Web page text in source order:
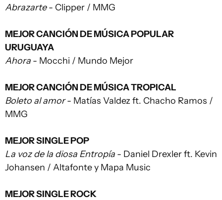
Abrazarte- Clipper / MMG
MEJOR CANCIÓN DE MÚSICA POPULAR
URUGUAYA
Ahora - Mocchi / Mundo Mejor
MEJOR CANCIÓN DE MÚSICA TROPICAL
Boleto al amor- Matías Valdez ft. Chacho Ramos /
MMG
MEJOR SINGLE POP
La voz de la diosa Entropía - Daniel Drexler ft. Kevin
Johansen / Altafonte y Mapa Music
MEJOR SINGLE ROCK